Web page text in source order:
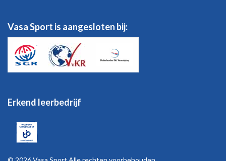
Vasa Sport is aangesloten bij:
Erkend leerbedrijf